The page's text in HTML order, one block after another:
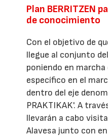
Plan BERRITZEN
de conocimiento
Con el objetivo de
llegue al conjunto
poniendo en
específico en el
dentro del eje
PRAKTIKAK'. A
llevarán a cabo
Alavesa junto con